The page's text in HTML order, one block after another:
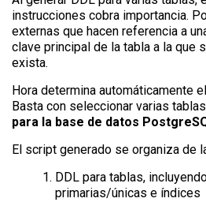
instrucciones cobra importancia.
externas que hacen referencia a
clave principal de la tabla a la que
exista.
Hora determina automáticamente
Basta con seleccionar varias
para la base de datos
El script generado se organiza de
DDL para tablas,
primarias/únicas e índices